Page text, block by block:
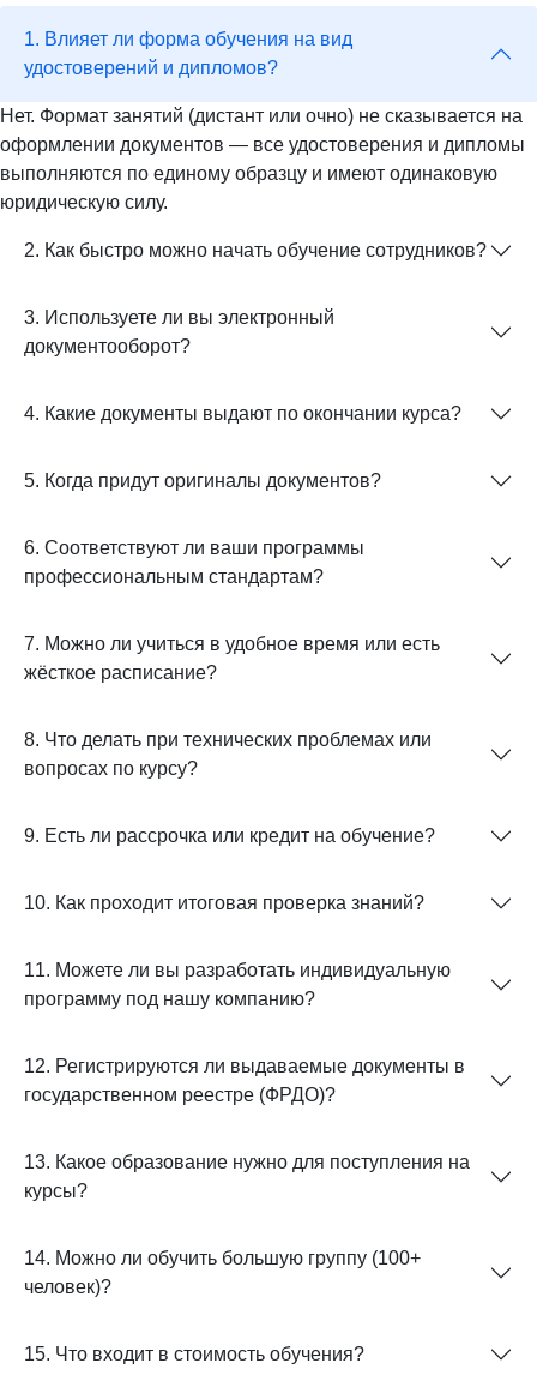
1. Влияет ли форма обучения на вид
удостоверений и дипломов?
Нет. Формат занятий (дистант или очно) не сказывается на
оформлении документов — все удостоверения и дипломы
выполняются по единому образцу и имеют одинаковую
юридическую силу.
2. Как быстро можно начать обучение сотрудников?
3. Используете ли вы электронный
документооборот?
4. Какие документы выдают по окончании курса?
5. Когда придут оригиналы документов?
6. Соответствуют ли ваши программы
профессиональным стандартам?
7. Можно ли учиться в удобное время или есть
жёсткое расписание?
8. Что делать при технических проблемах или
вопросах по курсу?
9. Есть ли рассрочка или кредит на обучение?
10. Как проходит итоговая проверка знаний?
11. Можете ли вы разработать индивидуальную
программу под нашу компанию?
12. Регистрируются ли выдаваемые документы в
государственном реестре (ФРДО)?
13. Какое образование нужно для поступления на
курсы?
14. Можно ли обучить большую группу (100+
человек)?
15. Что входит в стоимость обучения?